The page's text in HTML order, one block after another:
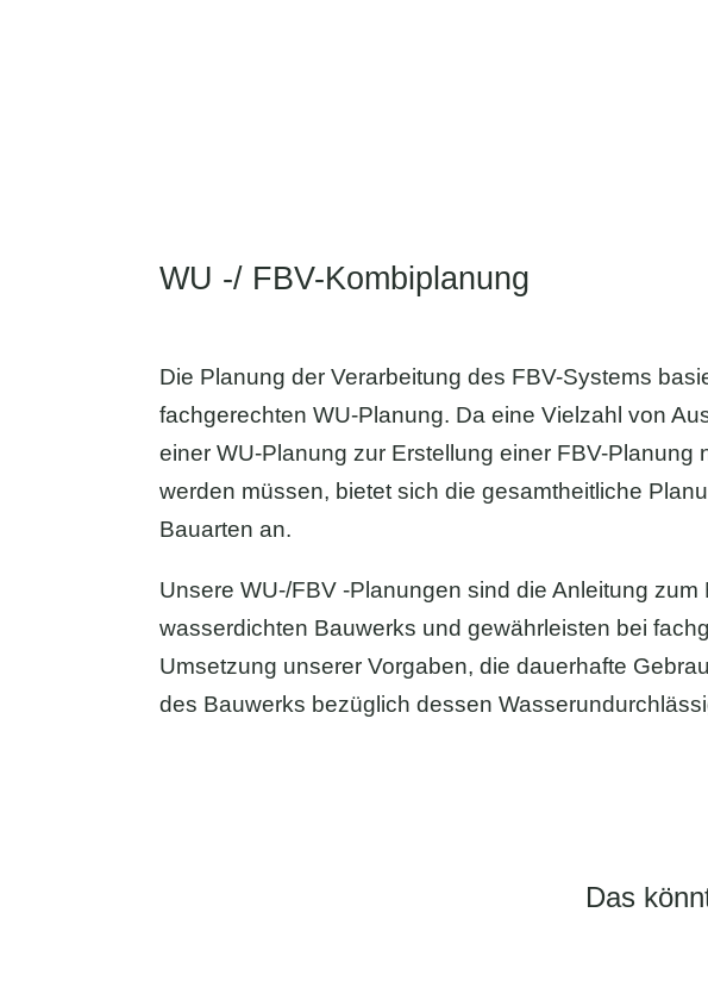
WU -/ FBV-Kombiplanung
Die Planung der Verarbeitung des FBV-Systems
fachgerechten WU-Planung. Da eine Vielzahl von
einer WU-Planung zur Erstellung einer FBV-Planung
werden müssen, bietet sich die gesamtheitliche
Bauarten an.
Unsere WU-/FBV -Planungen sind die Anleitung zum
wasserdichten Bauwerks und gewährleisten bei
Umsetzung unserer Vorgaben, die dauerhafte
des Bauwerks bezüglich dessen
Das